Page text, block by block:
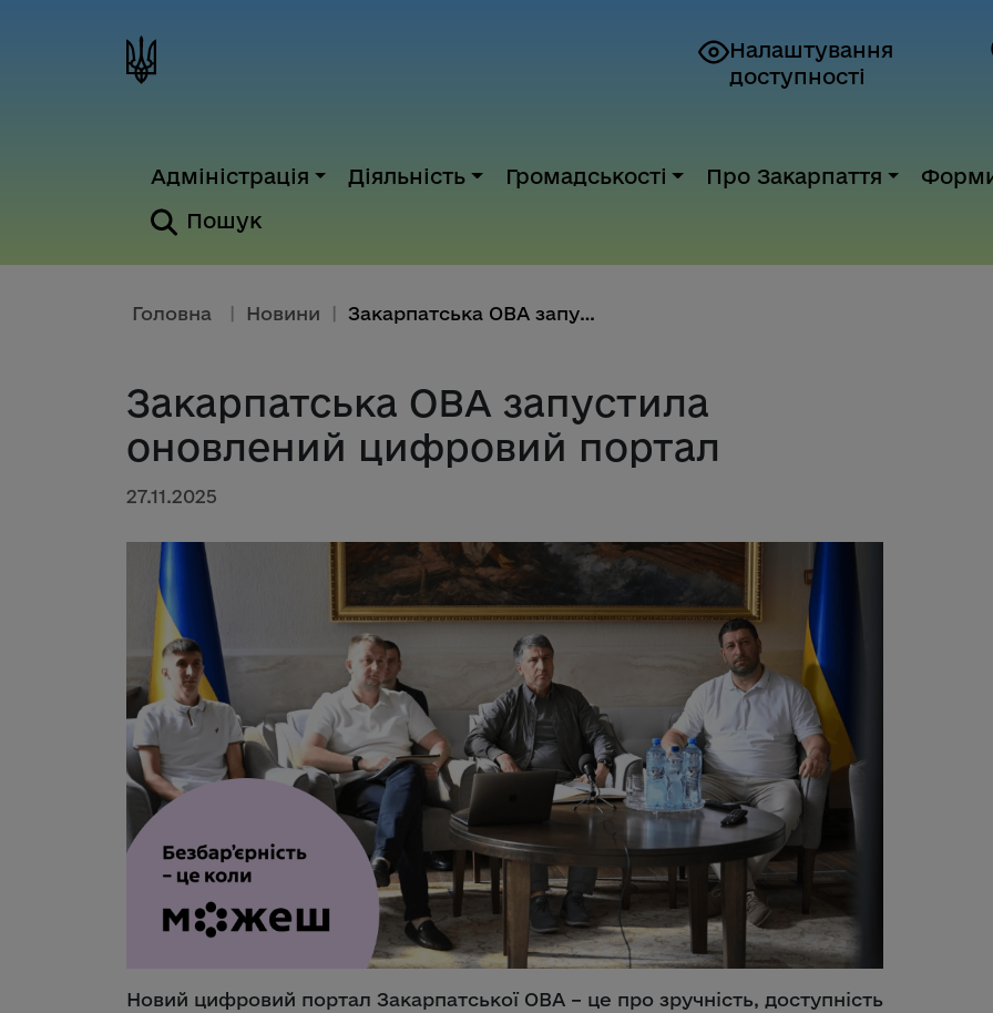
Налаштування
доступності
Адміністрація Діяльність Громадськості Про Закарпаття
Пошук
Головна Новини Закарпатська ОВА запустила оно...
Закарпатська ОВА запустила
оновлений цифровий портал
27.11.2025
Новий цифровий портал Закарпатської ОВА – це про зручність, доступність